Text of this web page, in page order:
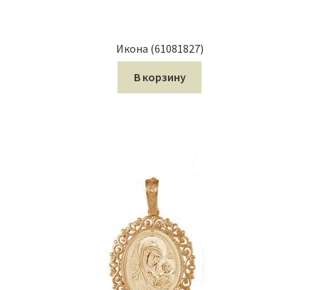
Икона (61081827)
В корзину